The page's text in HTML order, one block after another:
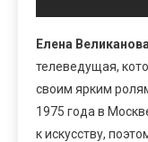
Елена Великанова
телеведущая,
своим ярким
1975 года в
к искусству,